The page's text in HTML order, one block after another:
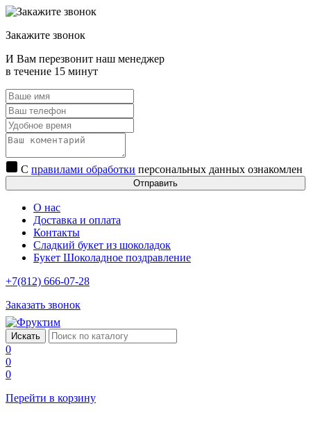
Закажите звонок
И Вам перезвонит наш менеджер
в течение 15 минут
С правилами обработки персональных данных ознакомлен
Отправить
О нас
Доставка и оплата
Контакты
Сладкий букет из шоколадок
Букет Шоколадное поздравление
+7(812) 666-07-28
Заказать звонок
0
0
0
Перейти в корзину